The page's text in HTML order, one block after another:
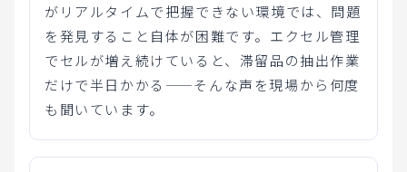
がリアルタイムで把握できない環境では、問題
を発見すること自体が困難です。エクセル管理
でセルが増え続けていると、滞留品の抽出作業
だけで半日かかる——そんな声を現場から何度
も聞いています。